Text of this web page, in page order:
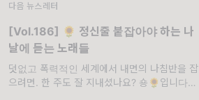
다음 뉴스레터
[Vol.186] 🌻 정신줄 붙잡아야 하는 나
날에 듣는 노래들
덧없고 폭력적인 세계에서 내면의 나침반을 잡
으려면. 한 주도 잘 지내셨나요? 숑🌻입니다.